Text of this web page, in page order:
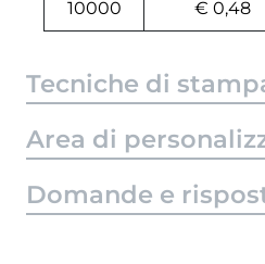
10000 € 0,48
Tecniche di
Area di
Domande e